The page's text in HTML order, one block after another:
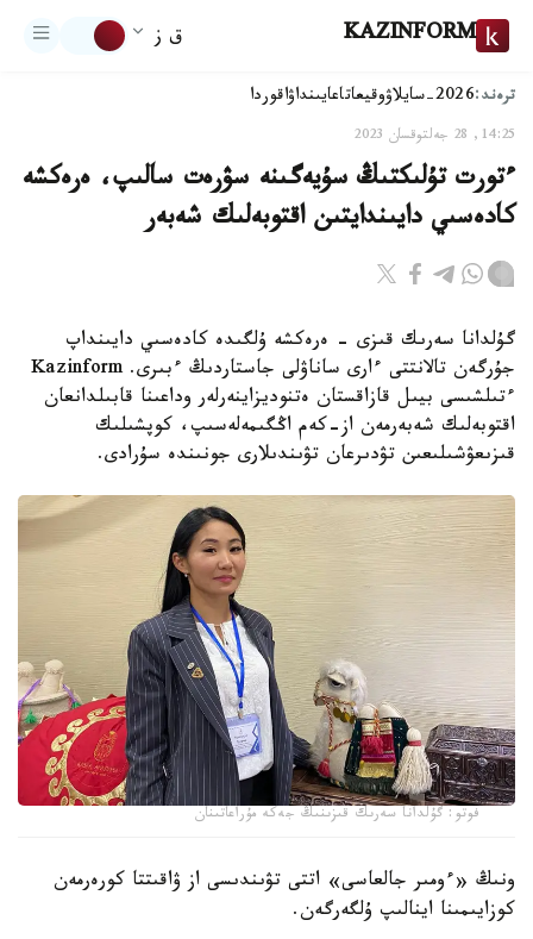
KAZINFORM ق ز
ترەند:2026-سايلاۋ وقيعاتاعايىنداۋاقوردا
14:25, 28 جەلتوقسان 2023
ءتورت تۇلىكتىڭ سۇيەگىنە سۋرەت سالىپ، ەرەكشە
كادەسىي دايىندايتىن اقتوبەلىك شەبەر
گۇلدانا سەرىك قىزى - ەرەكشە ۇلگىدە كادەسىي دايىنداپ
جۇرگەن تالانتتى ءارى ساناۋلى جاستاردىڭ ءبىرى. Kazinform
ءتىلشىسى بيىل قازاقستان ەتنوديزاينەرلەر وداعىنا قابىلدانعان
اقتوبەلىك شەبەرمەن از-كەم اڭگىمەلەسىپ، كوپشىلىك
قىزىعۋشىلىعىن تۋدىرعان تۋىندىلارى جونىندە سۇرادى.
فوتو: گۇلدانا سەرىك قىزىنىڭ جەكە مۇراعاتىنان
ونىڭ «ءومىر جالعاسى» اتتى تۋىندىسى از ۋاقىتتا كورەرمەن
كوزايىمىنا اينالىپ ۇلگەرگەن.